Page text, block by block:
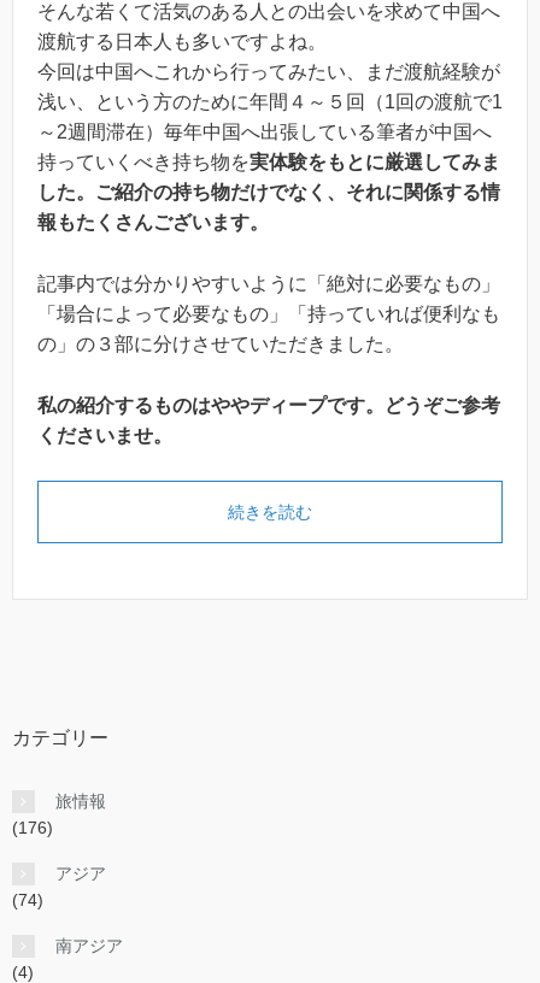
そんな若くて活気のある人との出会いを求めて中国へ
渡航する日本人も多いですよね。
今回は中国へこれから行ってみたい、まだ渡航経験が
浅い、という方のために年間４～５回（1回の渡航で1
～2週間滞在）毎年中国へ出張している筆者が中国へ
持っていくべき持ち物を実体験をもとに厳選してみま
した。ご紹介の持ち物だけでなく、それに関係する情
報もたくさんございます。
記事内では分かりやすいように「絶対に必要なもの」
「場合によって必要なもの」「持っていれば便利なも
の」の３部に分けさせていただきました。
私の紹介するものはややディープです。どうぞご参考
くださいませ。
続きを読む
カテゴリー
旅情報
(176)
アジア
(74)
南アジア
(4)